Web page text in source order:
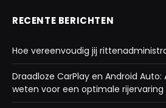
RECENTE BERICHTEN
Hoe vereenvoudig jij
Draadloze CarPlay en Android
weten voor een optimale rijervaring